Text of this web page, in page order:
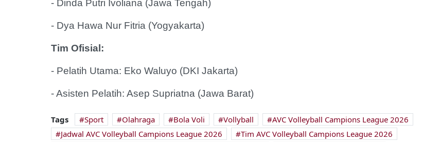
- Dinda Putri Ivoliana (Jawa Tengah)
- Dya Hawa Nur Fitria (Yogyakarta)
Tim Ofisial:
- Pelatih Utama: Eko Waluyo (DKI Jakarta)
- ​Asisten Pelatih: Asep Supriatna (Jawa Barat)
Tags Sport Olahraga Bola Voli Vollyball
AVC Volleyball Campions League 2026
Jadwal AVC Volleyball Campions League 2026
Tim AVC Volleyball Campions League 2026